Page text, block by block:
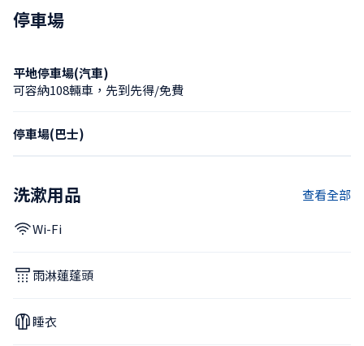
停車場
平地停車場(汽車)
可容納108輛車，先到先得/免費
停車場(巴士)
洗漱用品 查看全部
Wi-Fi
雨淋蓮蓬頭
睡衣